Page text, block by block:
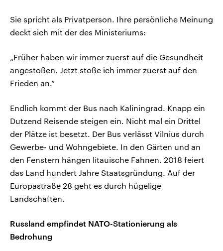
Sie spricht als Privatperson. Ihre persönliche Meinung
deckt sich mit der des Ministeriums:
„Früher haben wir immer zuerst auf die Gesundheit
angestoßen. Jetzt stoße ich immer zuerst auf den
Frieden an.“
Endlich kommt der Bus nach Kaliningrad. Knapp ein
Dutzend Reisende steigen ein. Nicht mal ein Drittel
der Plätze ist besetzt. Der Bus verlässt Vilnius durch
Gewerbe- und Wohngebiete. In den Gärten und an
den Fenstern hängen litauische Fahnen. 2018 feiert
das Land hundert Jahre Staatsgründung. Auf der
Europastraße 28 geht es durch hügelige
Landschaften.
Russland empfindet NATO-Stationierung als
Bedrohung